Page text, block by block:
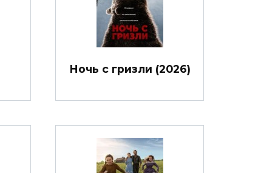
Ночь с гризли (2026)